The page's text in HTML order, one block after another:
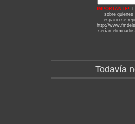
IMPORTANTE!:
sobre
espacio se
http://
serían
Todavía